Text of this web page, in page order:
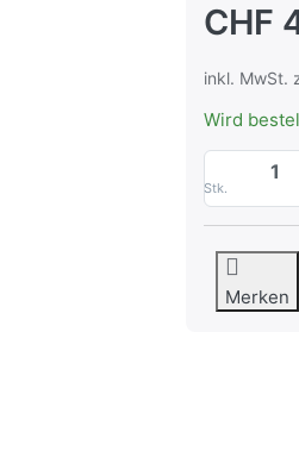
CHF
inkl. MwSt.
Wird
Stk.
Merken